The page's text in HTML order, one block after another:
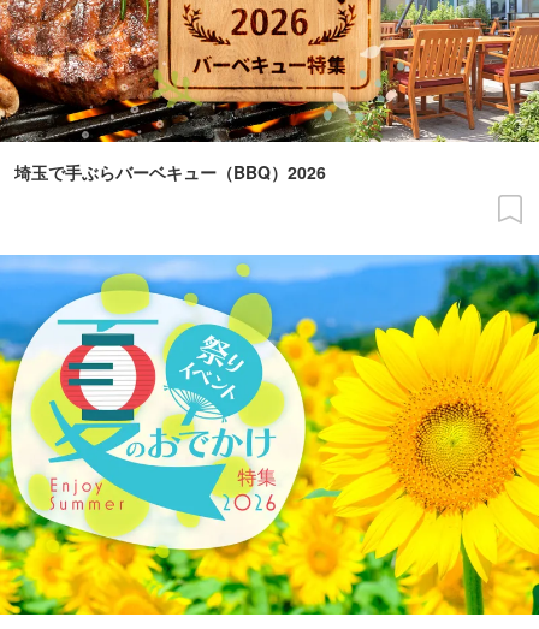
埼玉で手ぶらバーベキュー（BBQ）2026